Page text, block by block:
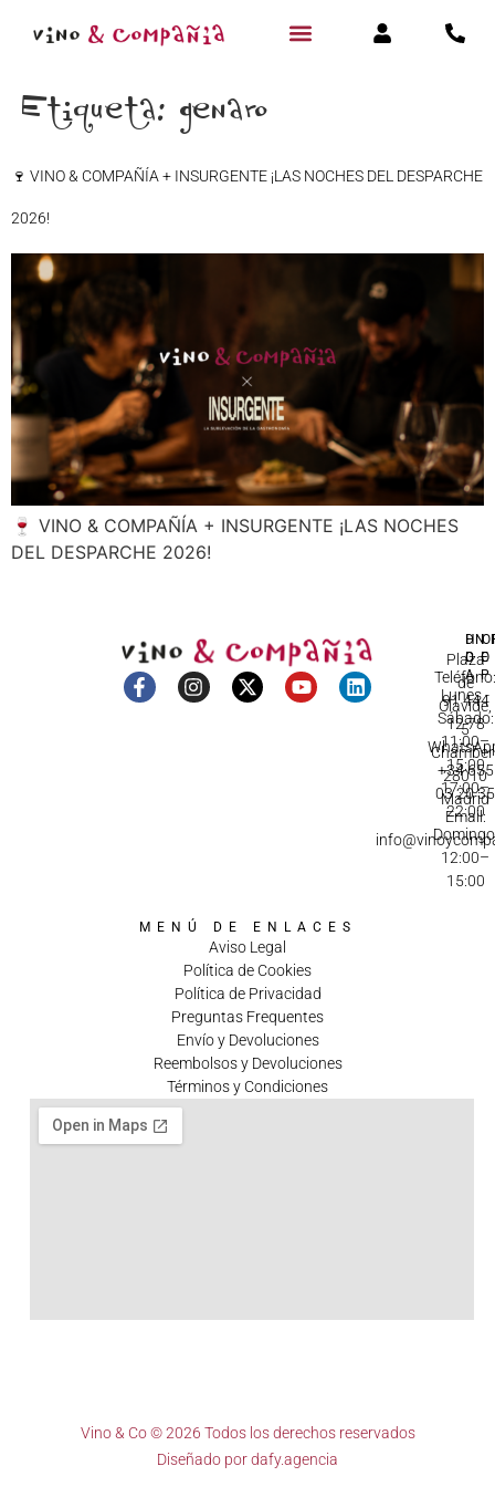
Etiqueta: genaro
🍷 VINO & COMPAÑÍA + INSURGENTE ¡LAS NOCHES DEL DESPARCHE
2026!
🍷 VINO & COMPAÑÍA + INSURGENTE ¡LAS NOCHES
DEL DESPARCHE 2026!
Plaza
de
Olavide,
5
28010
Madrid
DE
Lunes -
Sábado:
11:00–
15:00
17:00–
22:00
12:00–
15:00
91 444
12 78
+34 655
03 20 35
Email:
MENÚ DE ENLACES
Aviso Legal
Política de Cookies
Política de Privacidad
Preguntas Frequentes
Envío y Devoluciones
Reembolsos y Devoluciones
Términos y Condiciones
Vino & Co © 2026 Todos los derechos reservados
Diseñado pordafy.agencia